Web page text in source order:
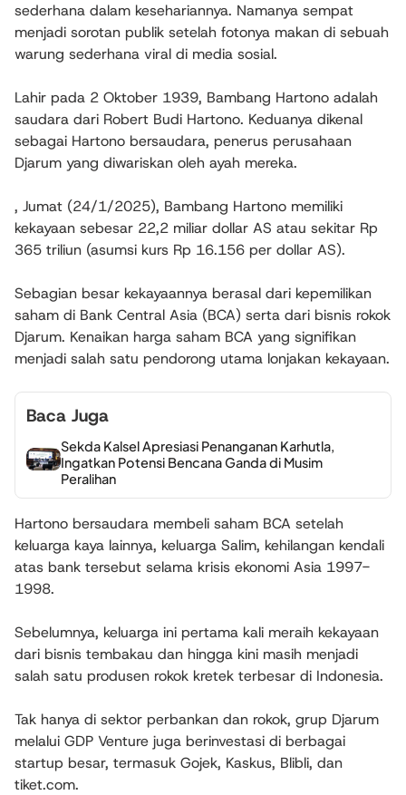
sederhana dalam kesehariannya. Namanya sempat
menjadi sorotan publik setelah fotonya makan di sebuah
warung sederhana viral di media sosial.
Lahir pada 2 Oktober 1939, Bambang Hartono adalah
saudara dari Robert Budi Hartono. Keduanya dikenal
sebagai Hartono bersaudara, penerus perusahaan
Djarum yang diwariskan oleh ayah mereka.
, Jumat (24/1/2025), Bambang Hartono memiliki
kekayaan sebesar 22,2 miliar dollar AS atau sekitar Rp
365 triliun (asumsi kurs Rp 16.156 per dollar AS).
Sebagian besar kekayaannya berasal dari kepemilikan
saham di Bank Central Asia (BCA) serta dari bisnis rokok
Djarum. Kenaikan harga saham BCA yang signifikan
menjadi salah satu pendorong utama lonjakan kekayaan.
Baca Juga
Sekda Kalsel Apresiasi Penanganan Karhutla,
Ingatkan Potensi Bencana Ganda di Musim
Peralihan
Hartono bersaudara membeli saham BCA setelah
keluarga kaya lainnya, keluarga Salim, kehilangan kendali
atas bank tersebut selama krisis ekonomi Asia 1997-
1998.
Sebelumnya, keluarga ini pertama kali meraih kekayaan
dari bisnis tembakau dan hingga kini masih menjadi
salah satu produsen rokok kretek terbesar di Indonesia.
Tak hanya di sektor perbankan dan rokok, grup Djarum
melalui GDP Venture juga berinvestasi di berbagai
startup besar, termasuk Gojek, Kaskus, Blibli, dan
tiket.com.